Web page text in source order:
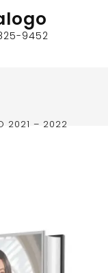
9452
2021 – 2022